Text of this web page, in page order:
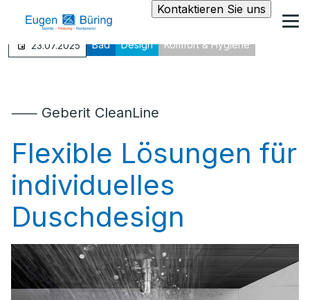
Kontaktieren Sie uns
23.07.2025 Bad Design Komfort & Hygiene
⸺ Geberit CleanLine
Flexible Lösungen für
individuelles
Duschdesign